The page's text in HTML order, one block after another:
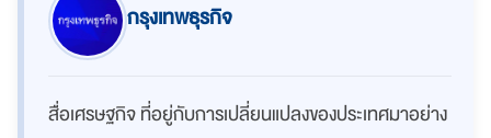
กรุงเทพธุรกิจ
สื่อเศรษฐกิจ ที่อยู่กับการเปลี่ยนแปลงของประเทศมาอย่าง